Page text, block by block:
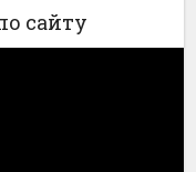
сайту